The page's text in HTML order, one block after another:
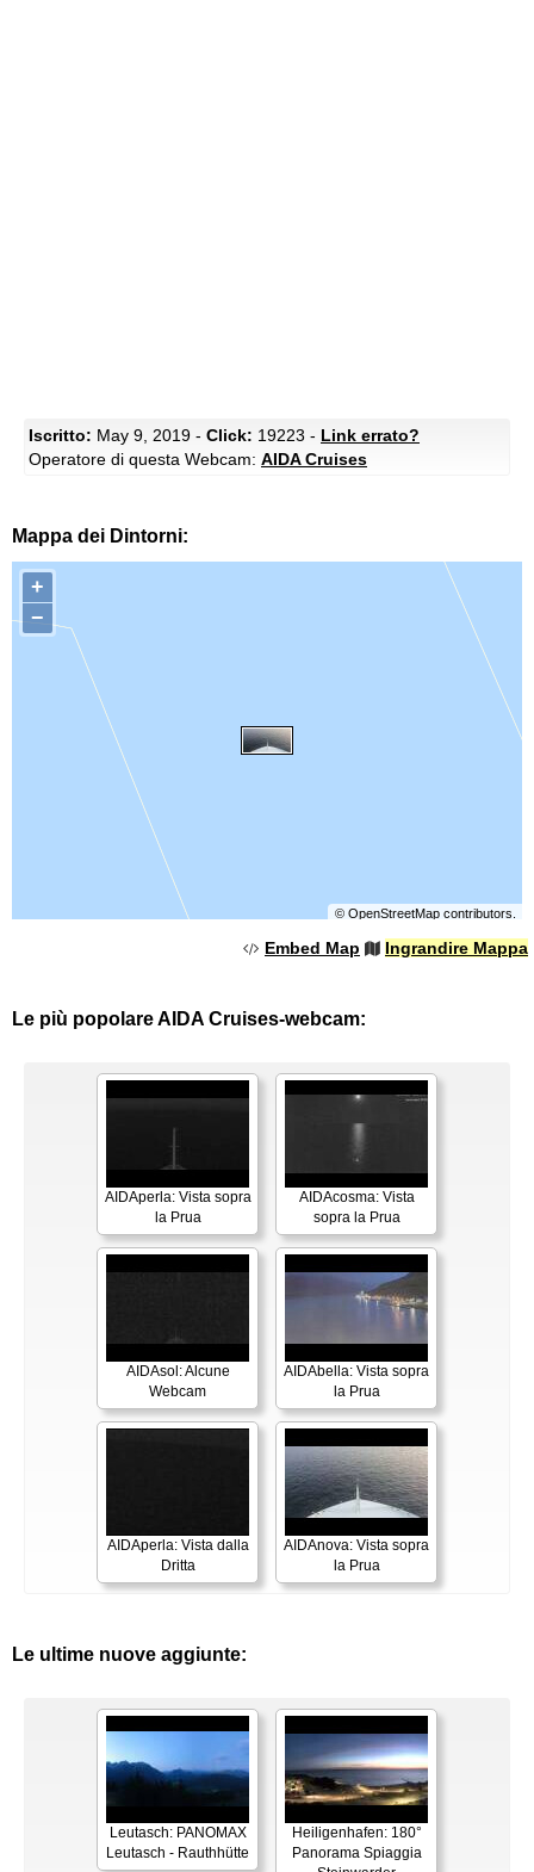
Iscritto: May 9, 2019 - Click: 19223 - Link errato?
Operatore di questa Webcam: AIDA Cruises
Mappa dei Dintorni:
+
−
© OpenStreetMapcontributors.
Embed Map Ingrandire Mappa
Le più popolare AIDA Cruises-webcam:
AIDAperla: Vista sopra
la Prua
AIDAcosma: Vista
sopra la Prua
AIDAsol: Alcune
Webcam
AIDAbella: Vista sopra
la Prua
AIDAperla: Vista dalla
Dritta
AIDAnova: Vista sopra
la Prua
Le ultime nuove aggiunte:
Leutasch: PANOMAX
Leutasch - Rauthhütte
Heiligenhafen: 180°
Panorama Spiaggia